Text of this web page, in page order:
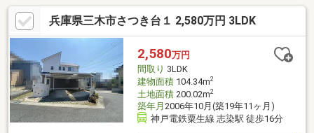
局まで約1700m
兵庫県三木市さつき台１ 2,580万円 3LDK
2,580万円
間取り 3LDK
建物面積104.34m2
土地面積200.02m2
築年月 2006年10月(築19年11ヶ月)
神戸電鉄粟生線 志染駅 徒歩16分